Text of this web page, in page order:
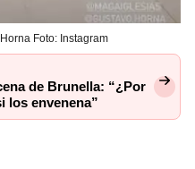
Foto: Instagram
de Brunella: “¿Por
los envenena”